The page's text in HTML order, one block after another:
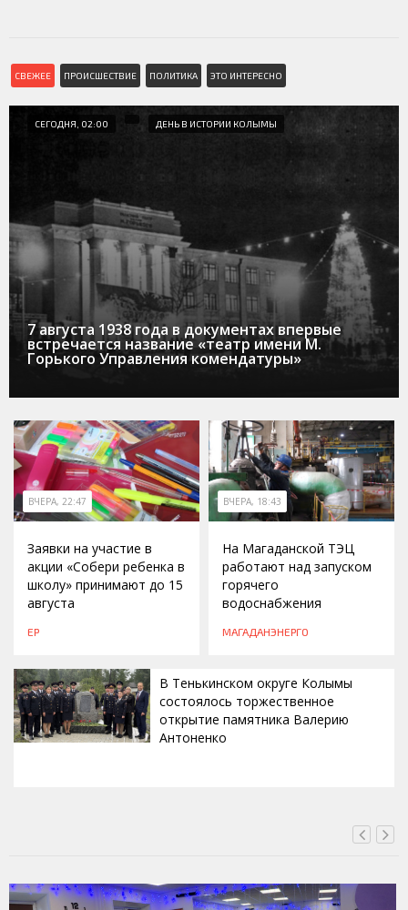
СВЕЖЕЕ ПРОИСШЕСТВИЕ ПОЛИТИКА ЭТО ИНТЕРЕСНО
СЕГОДНЯ, 02:00 ДЕНЬ В ИСТОРИИ КОЛЫМЫ
7 августа 1938 года в документах впервые
встречается название «театр имени М.
Горького Управления комендатуры»
ВЧЕРА, 22:47
Заявки на участие в
акции «Собери ребенка в
школу» принимают до 15
августа
ЕР
ВЧЕРА, 18:43
На Магаданской ТЭЦ
работают над запуском
горячего
водоснабжения
МАГАДАНЭНЕРГО
В Тенькинском округе Колымы
состоялось торжественное
открытие памятника Валерию
Антоненко